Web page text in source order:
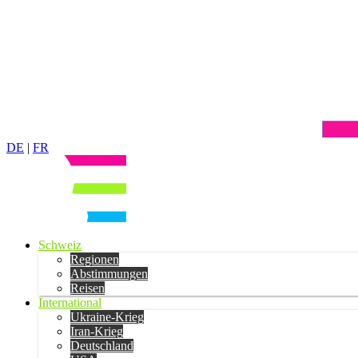
DE | FR
Schweiz
Regionen
Abstimmungen
Reisen
International
Ukraine-Krieg
Iran-Krieg
Deutschland